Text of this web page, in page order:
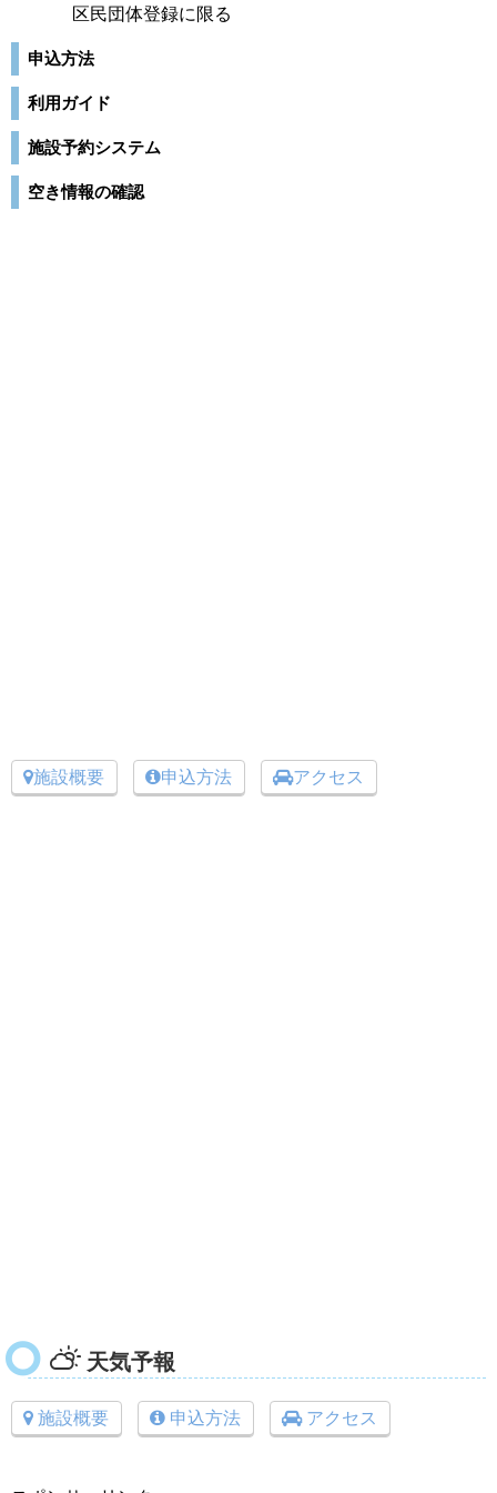
区民団体登録に限る
申込方法
利用ガイド
施設予約システム
空き情報の確認
施設概要 申込方法 アクセス
天気予報
施設概要 申込方法 アクセス